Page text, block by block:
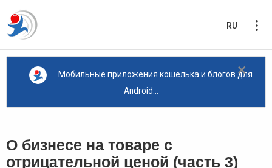
RU
×
Мобильные приложения кошелька и блогов для
Android...
О бизнесе на товаре с
отрицательной ценой (часть 3)